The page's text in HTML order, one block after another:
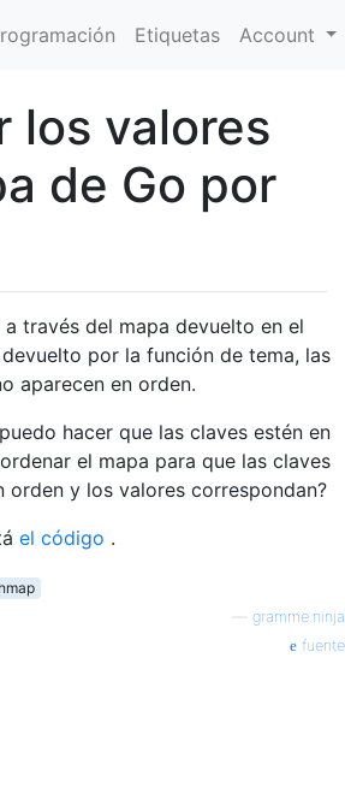
Etiquetas Account
los valores
de Go por
a través del mapa devuelto en el
por la función de tema, las
aparecen en orden.
hacer que las claves estén en
el mapa para que las claves
orden y los valores correspondan?
el código .
gramme.ninja
fuente